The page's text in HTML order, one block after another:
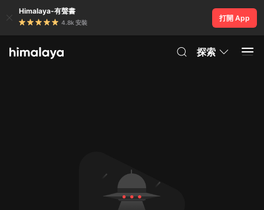
Himalaya-有聲書
4.8k 安裝
打開 App
探索